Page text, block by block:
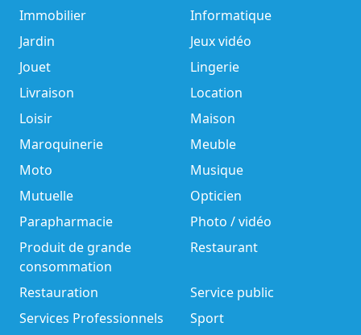
Immobilier
Informatique
Jardin
Jeux vidéo
Jouet
Lingerie
Livraison
Location
Loisir
Maison
Maroquinerie
Meuble
Moto
Musique
Mutuelle
Opticien
Parapharmacie
Photo / vidéo
Produit de grande
consommation
Restaurant
Restauration
Service public
Services Professionnels
Sport